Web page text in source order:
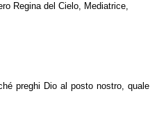
Regina del Cielo, Mediatrice,
preghi Dio al posto nostro, quale